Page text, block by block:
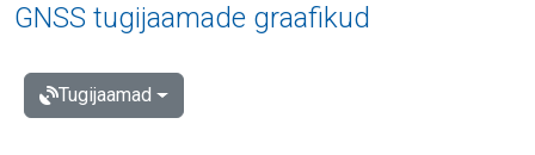
GNSS tugijaamade graafikud
Tugijaamad